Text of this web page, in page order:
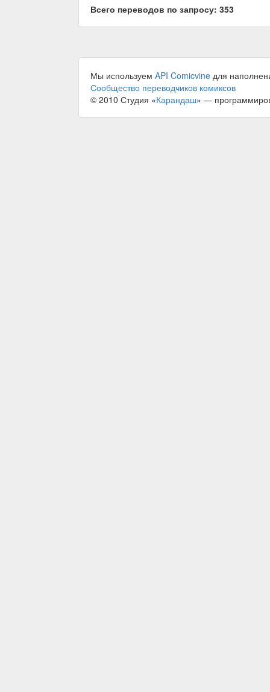
Всего переводов по запросу: 353
Мы используем API Comicvine для
Сообщество переводчиков комиксов
© 2010 Студия «Карандаш» —